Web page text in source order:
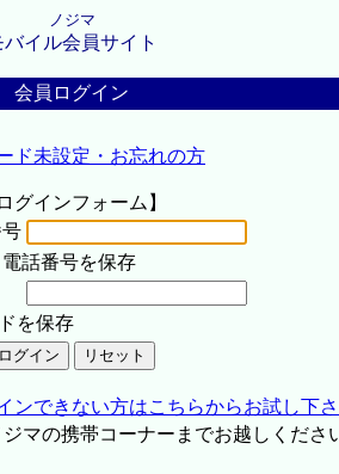
ノジマ
バイル会員サイト
会員ログイン
ド未設定・お忘れの方
ログインフォーム】
電話番号を保存
を保存
ンできない方はこちらからお試し下
マの携帯コーナーまでお越しくださ